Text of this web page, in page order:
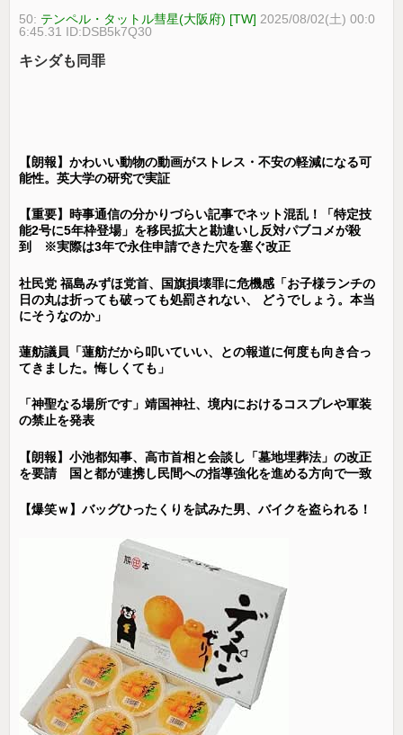
50: テンペル・タットル彗星(大阪府) [TW] 2025/08/02(土) 00:0
6:45.31 ID:DSB5k7Q30
キシダも同罪
【朗報】かわいい動物の動画がストレス・不安の軽減になる可
能性。英大学の研究で実証
【重要】時事通信の分かりづらい記事でネット混乱！「特定技
能2号に5年枠登場」を移民拡大と勘違いし反対パブコメが殺
到 ※実際は3年で永住申請できた穴を塞ぐ改正
社民党 福島みずほ党首、国旗損壊罪に危機感「お子様ランチの
日の丸は折っても破っても処罰されない、 どうでしょう。本当
にそうなのか」
蓮舫議員「蓮舫だから叩いていい、との報道に何度も向き合っ
てきました。悔しくても」
「神聖なる場所です」靖国神社、境内におけるコスプレや軍装
の禁止を発表
【朗報】小池都知事、高市首相と会談し「墓地埋葬法」の改正
を要請 国と都が連携し民間への指導強化を進める方向で一致
【爆笑ｗ】バッグひったくりを試みた男、バイクを盗られる！